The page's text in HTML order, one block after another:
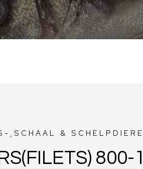
,SCHAAL &
800-